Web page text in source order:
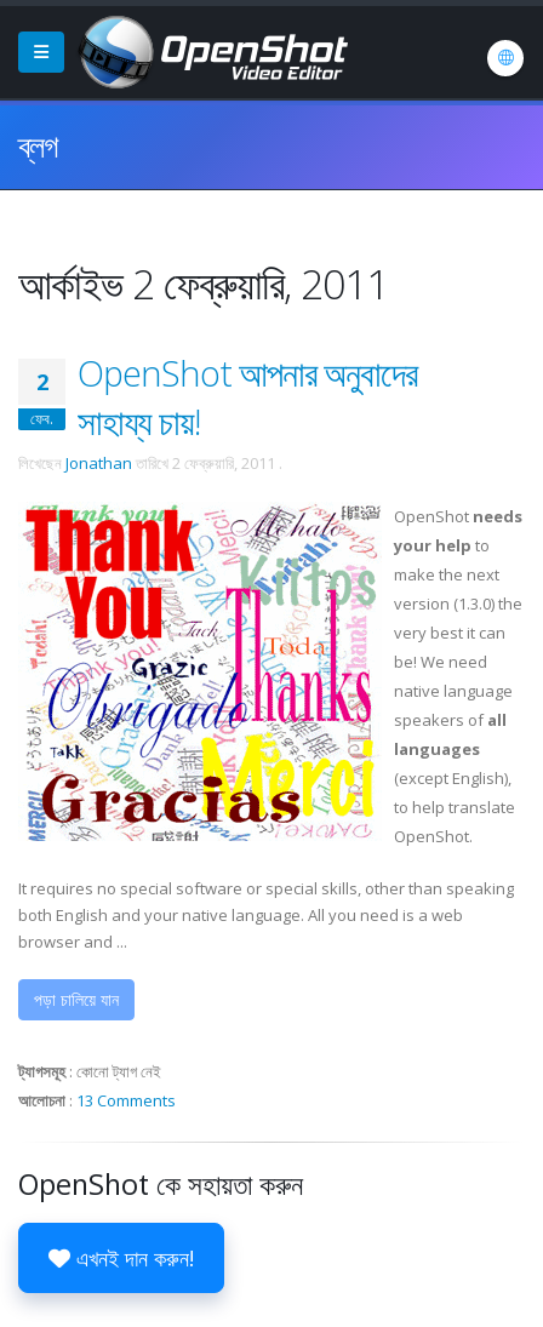
ব্লগ
আর্কাইভ 2 ফেব্রুয়ারি, 2011
2
ফেব.
OpenShot আপনার অনুবাদের
সাহায্য চায়!
লিখেছেন Jonathan তারিখে2 ফেব্রুয়ারি, 2011 .
OpenShot needs
your help to
make the next
version (1.3.0) the
very best it can
be! We need
native language
speakers ofall
languages
(except English),
to help translate
OpenShot.
It requires no special software or special skills, other than speaking
both English and your native language. All you need is a web
browser and ...
পড়া চালিয়ে যান
ট্যাগসমূহ: কোনো ট্যাগ নেই
আলোচনা : 13 Comments
OpenShot কে সহায়তা করুন
এখনই দান করুন!